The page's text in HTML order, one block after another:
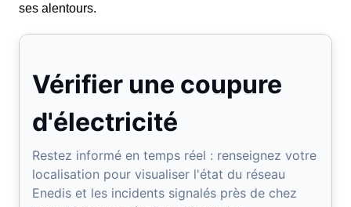
ses alentours.